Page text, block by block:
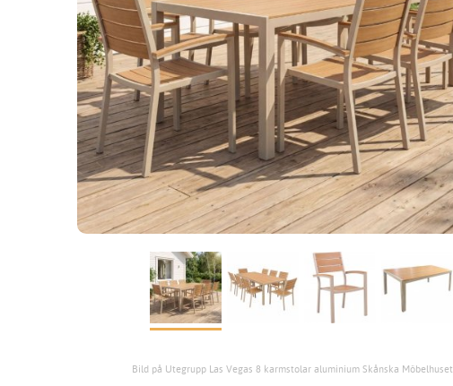
Bild på Utegrupp Las Vegas 8 karmstolar aluminium Skånska Möbelhuset